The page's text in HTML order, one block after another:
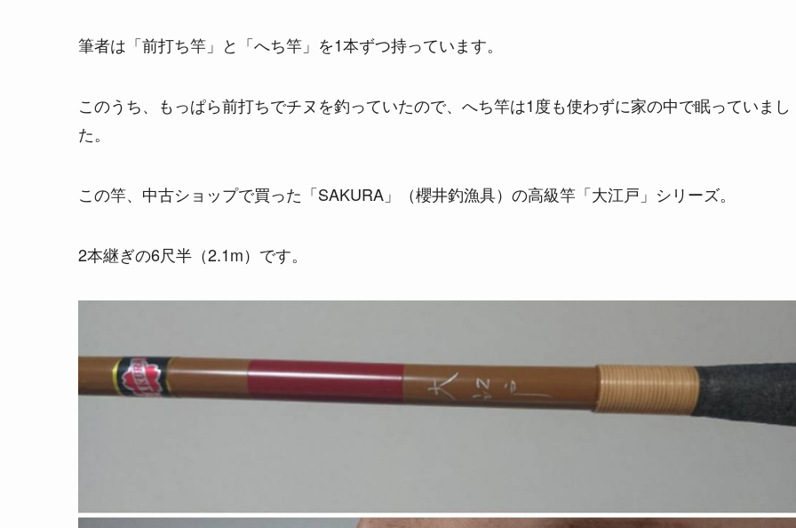
筆者は「前打ち竿」と「へち竿」を1本ずつ持っています。
このうち、もっぱら前打ちでチヌを釣っていたので、へち竿は1度も使わずに家の中で眠っていまし
た。
この竿、中古ショップで買った「SAKURA」（櫻井釣漁具）の高級竿「大江戸」シリーズ。
2本継ぎの6尺半（2.1m）です。